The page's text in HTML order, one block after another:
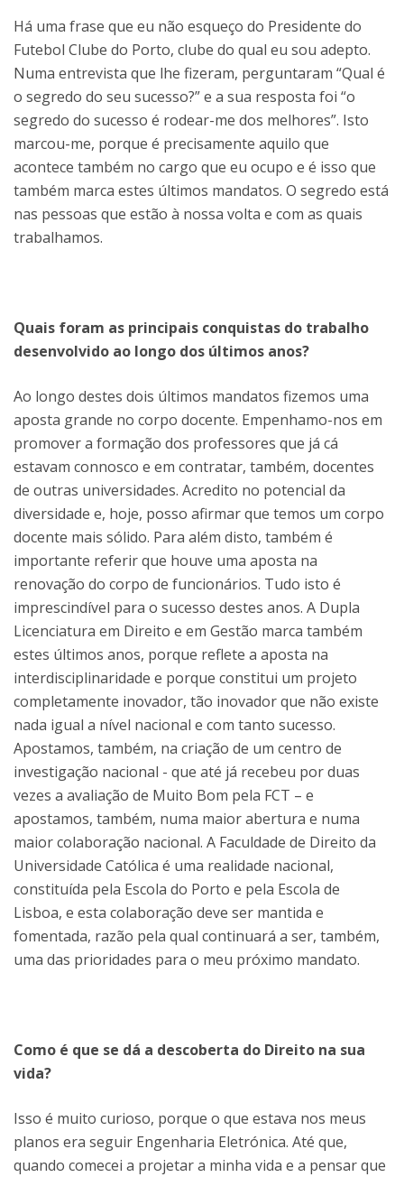
Há uma frase que eu não esqueço do Presidente do
Futebol Clube do Porto, clube do qual eu sou adepto.
Numa entrevista que lhe fizeram, perguntaram “Qual é
o segredo do seu sucesso?” e a sua resposta foi “o
segredo do sucesso é rodear-me dos melhores”. Isto
marcou-me, porque é precisamente aquilo que
acontece também no cargo que eu ocupo e é isso que
também marca estes últimos mandatos. O segredo está
nas pessoas que estão à nossa volta e com as quais
trabalhamos.
Quais foram as principais conquistas do trabalho
desenvolvido ao longo dos últimos anos?
Ao longo destes dois últimos mandatos fizemos uma
aposta grande no corpo docente. Empenhamo-nos em
promover a formação dos professores que já cá
estavam connosco e em contratar, também, docentes
de outras universidades. Acredito no potencial da
diversidade e, hoje, posso afirmar que temos um corpo
docente mais sólido. Para além disto, também é
importante referir que houve uma aposta na
renovação do corpo de funcionários. Tudo isto é
imprescindível para o sucesso destes anos. A Dupla
Licenciatura em Direito e em Gestão marca também
estes últimos anos, porque reflete a aposta na
interdisciplinaridade e porque constitui um projeto
completamente inovador, tão inovador que não existe
nada igual a nível nacional e com tanto sucesso.
Apostamos, também, na criação de um centro de
investigação nacional - que até já recebeu por duas
vezes a avaliação de Muito Bom pela FCT – e
apostamos, também, numa maior abertura e numa
maior colaboração nacional. A Faculdade de Direito da
Universidade Católica é uma realidade nacional,
constituída pela Escola do Porto e pela Escola de
Lisboa, e esta colaboração deve ser mantida e
fomentada, razão pela qual continuará a ser, também,
uma das prioridades para o meu próximo mandato.
Como é que se dá a descoberta do Direito na sua
vida?
Isso é muito curioso, porque o que estava nos meus
planos era seguir Engenharia Eletrónica. Até que,
quando comecei a projetar a minha vida e a pensar que